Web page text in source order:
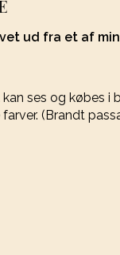
ud fra et af
ses og købes i
(Brandt